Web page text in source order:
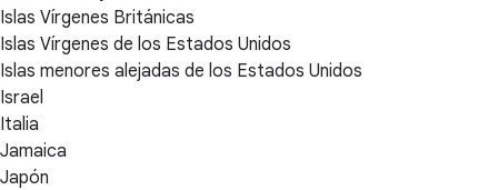
Islas Vírgenes Británicas
Islas Vírgenes de los Estados Unidos
Islas menores alejadas de los Estados Unidos
Israel
Italia
Jamaica
Japón